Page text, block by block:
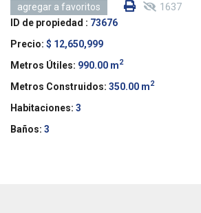
agregar a favoritos 1637
ID de propiedad : 73676
Precio: $ 12,650,999
Metros Útiles: 990.00 m2
Metros Construidos: 350.00 m2
Habitaciones: 3
Baños: 3